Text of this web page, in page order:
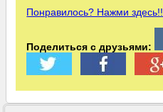
Понравилось? Нажми здесь!!
Поделиться с друзьями: